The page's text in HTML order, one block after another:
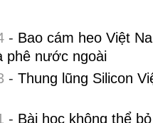
- Bao cám heo Việt
phê nước ngoài
- Thung lũng Silicon
- Bài học không thể